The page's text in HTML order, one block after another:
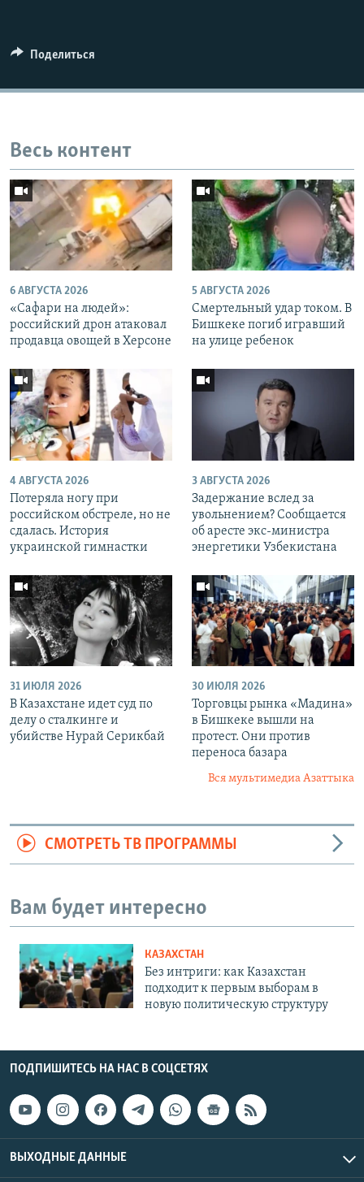
Поделиться
Весь контент
6 АВГУСТА 2026
«Cафари на людей»:
российский дрон атаковал
продавца овощей в Херсоне
5 АВГУСТА 2026
Смертельный удар током. В
Бишкеке погиб игравший
на улице ребенок
4 АВГУСТА 2026
Потеряла ногу при
российском обстреле, но не
сдалась. История
украинской гимнастки
3 АВГУСТА 2026
Задержание вслед за
увольнением? Сообщается
об аресте экс-министра
энергетики Узбекистана
31 ИЮЛЯ 2026
В Казахстане идет суд по
делу о сталкинге и
убийстве Нурай Серикбай
30 ИЮЛЯ 2026
Торговцы рынка «Мадина»
в Бишкеке вышли на
протест. Они против
переноса базара
Вся мультимедиа Азаттыка
СМОТРЕТЬ ТВ ПРОГРАММЫ
Вам будет интересно
КАЗАХСТАН
Без интриги: как Казахстан
подходит к первым выборам в
новую политическую структуру
ПОДПИШИТЕСЬ НА НАС В СОЦСЕТЯХ
ВЫХОДНЫЕ ДАННЫЕ